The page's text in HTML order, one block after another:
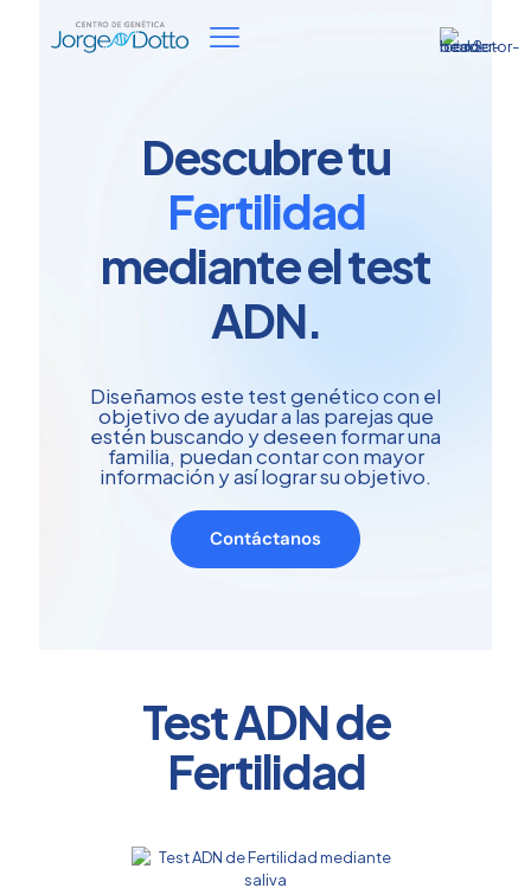
Descubre tu
Fertilidad
mediante el test
ADN.
Diseñamos este test genético con el
objetivo de ayudar a las parejas que
estén buscando y deseen formar una
familia, puedan contar con mayor
información y así lograr su objetivo.
Contáctanos
Test ADN de
Fertilidad